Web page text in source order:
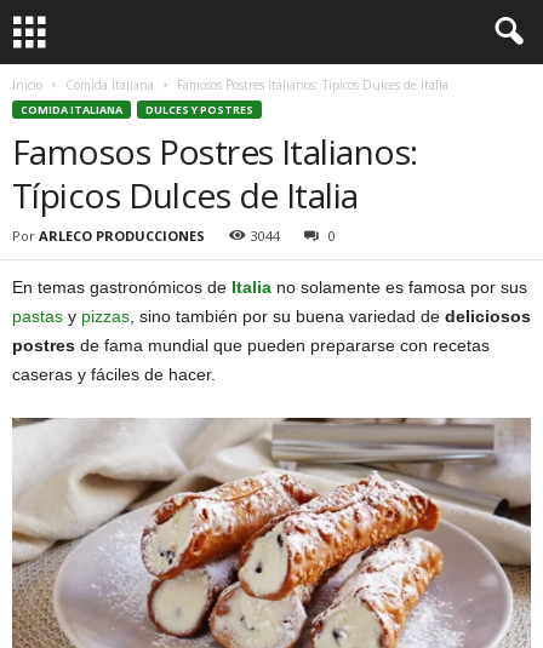
Inicio Comida Italiana Famosos Postres Italianos: Típicos Dulces de Italia
COMIDA ITALIANA DULCES Y POSTRES
Famosos Postres Italianos:
Típicos Dulces de Italia
Por ARLECO PRODUCCIONES 3044 0
En temas gastronómicos de Italia no solamente es famosa por sus
pastas y pizzas , sino también por su buena variedad de deliciosos
postres de fama mundial que pueden prepararse con recetas
caseras y fáciles de hacer.